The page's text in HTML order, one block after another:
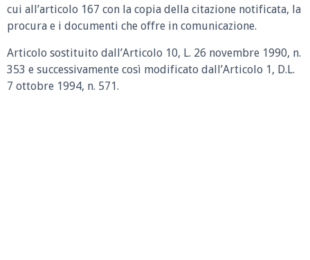
cui all’articolo 167 con la copia della citazione notificata, la
procura e i documenti che offre in comunicazione.
Articolo sostituito dall’Articolo 10, L. 26 novembre 1990, n.
353 e successivamente così modificato dall’Articolo 1, D.L.
7 ottobre 1994, n. 571.